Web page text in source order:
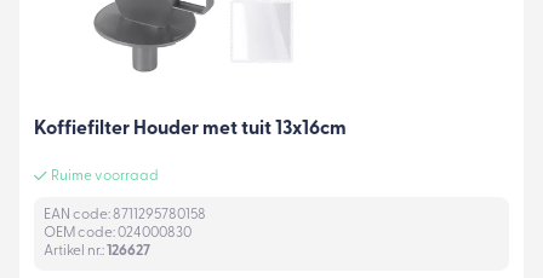
Koffiefilter Houder met tuit 13x16cm
Ruime voorraad
EAN code: 8711295780158
OEM code: 024000830
Artikel nr.:126627